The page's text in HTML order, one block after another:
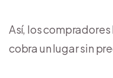
Así, los
cobra un lugar sin